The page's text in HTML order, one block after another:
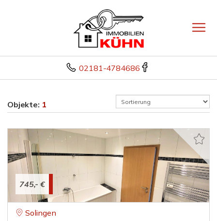
02181-4784686
Objekte: 1
745,- €
Solingen